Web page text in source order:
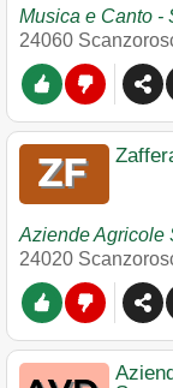
Musica e Canto -
24060
Aziende Agricole
24020